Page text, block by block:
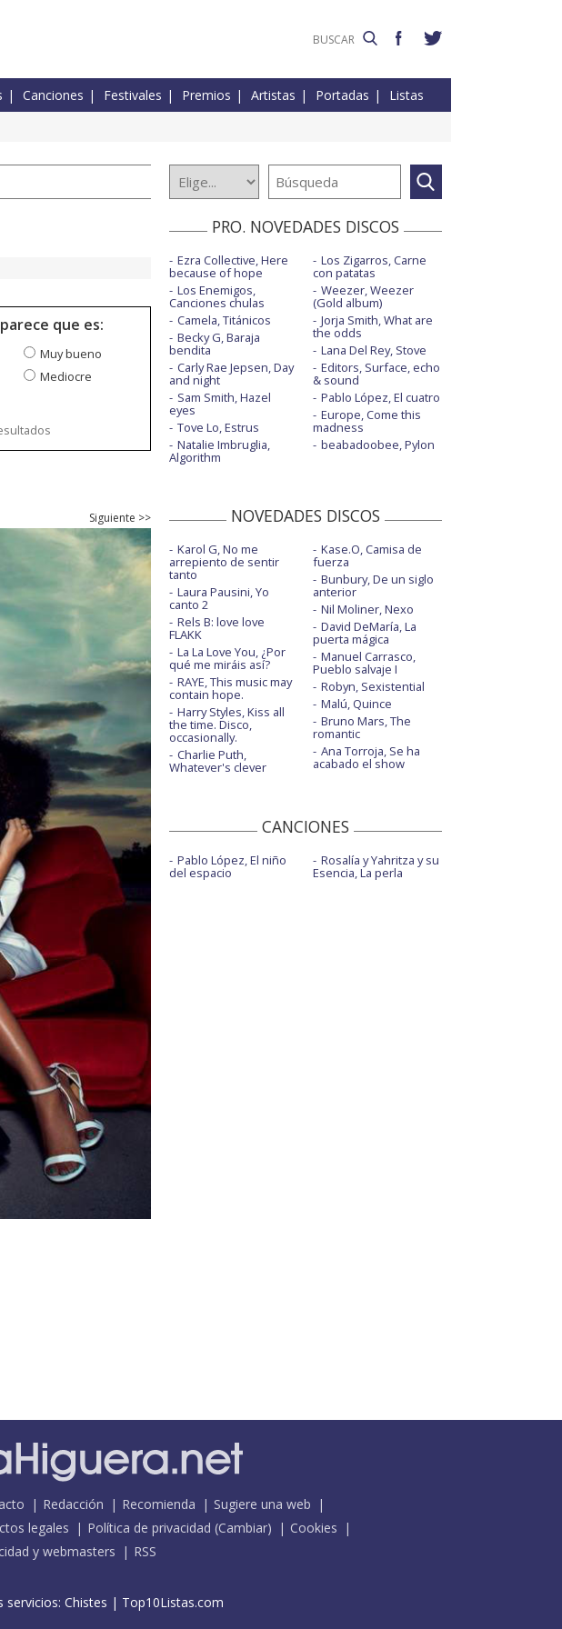
Canciones Festivales Premios Artistas Portadas Listas
que es:
Muy bueno
Mediocre
Siguiente >>
PRO. NOVEDADES DISCOS
Ezra Collective, Here
because of hope
Los Enemigos,
Canciones chulas
Camela, Titánicos
Becky G, Baraja
bendita
Carly Rae Jepsen, Day
and night
Sam Smith, Hazel
eyes
Tove Lo, Estrus
Natalie Imbruglia,
Algorithm
Los Zigarros, Carne
con patatas
Weezer, Weezer
(Gold album)
Jorja Smith, What are
the odds
Lana Del Rey, Stove
Editors, Surface, echo
& sound
Pablo López, El cuatro
Europe, Come this
madness
beabadoobee, Pylon
NOVEDADES DISCOS
Karol G, No me
arrepiento de sentir
tanto
Laura Pausini, Yo
canto 2
Rels B: love love
FLAKK
La La Love You, ¿Por
qué me miráis así?
RAYE, This music may
contain hope.
Harry Styles, Kiss all
the time. Disco,
occasionally.
Charlie Puth,
Whatever's clever
Kase.O, Camisa de
fuerza
Bunbury, De un siglo
anterior
Nil Moliner, Nexo
David DeMaría, La
puerta mágica
Manuel Carrasco,
Pueblo salvaje I
Robyn, Sexistential
Malú, Quince
Bruno Mars, The
romantic
Ana Torroja, Se ha
acabado el show
CANCIONES
Pablo López, El niño
del espacio
Rosalía y Yahritza y su
Esencia, La perla
Redacción Recomienda
Sugiere una web
legales
Política de privacidad (Cambiar)
Cookies
y webmasters
RSS
servicios: Chistes | Top10Listas.com